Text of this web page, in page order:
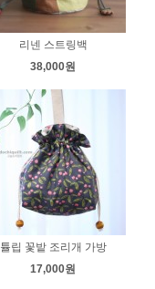
리넨 스트링백
38,000원
튤립 꽃밭 조리개 가방
17,000원